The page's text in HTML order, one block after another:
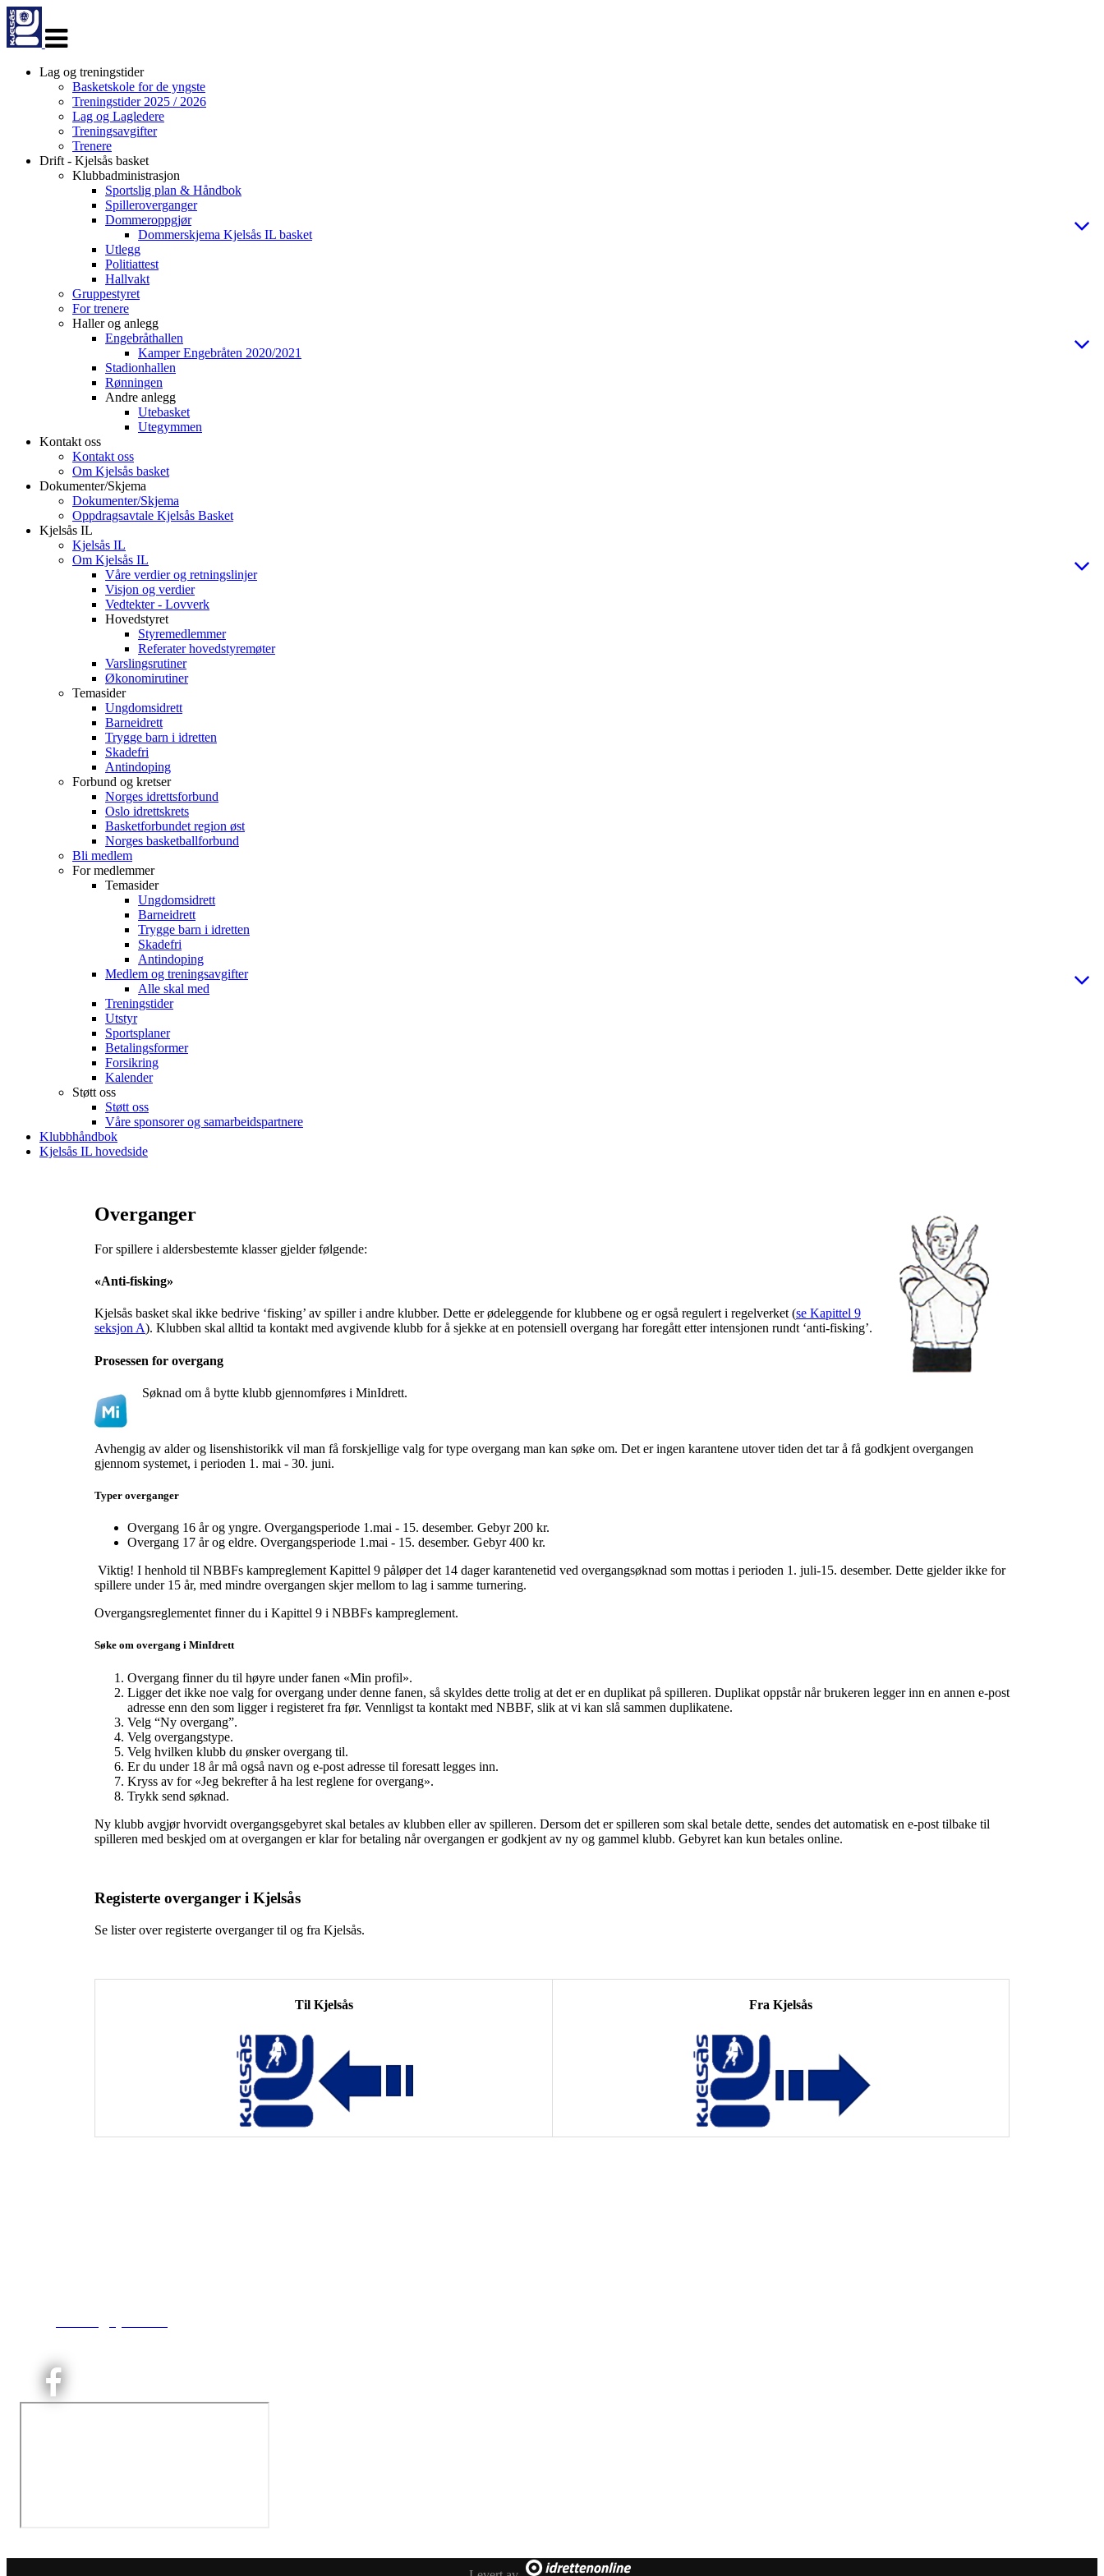
navigasjon
Lag og treningstider
Basketskole for de yngste
Treningstider 2025 / 2026
Lag og Lagledere
Treningsavgifter
Trenere
Drift - Kjelsås basket
Klubbadministrasjon
Sportslig plan & Håndbok
Spilleroverganger
Dommeroppgjør
Dommerskjema Kjelsås IL basket
Utlegg
Politiattest
Hallvakt
Gruppestyret
For trenere
Haller og anlegg
Engebråthallen
Kamper Engebråten 2020/2021
Stadionhallen
Rønningen
Andre anlegg
Utebasket
Utegymmen
Kontakt oss
Kontakt oss
Om Kjelsås basket
Dokumenter/Skjema
Dokumenter/Skjema
Oppdragsavtale Kjelsås Basket
Kjelsås IL
Kjelsås IL
Om Kjelsås IL
Våre verdier og retningslinjer
Visjon og verdier
Vedtekter - Lovverk
Hovedstyret
Styremedlemmer
Referater hovedstyremøter
Varslingsrutiner
Økonomirutiner
Temasider
Ungdomsidrett
Barneidrett
Trygge barn i idretten
Skadefri
Antindoping
Forbund og kretser
Norges idrettsforbund
Oslo idrettskrets
Basketforbundet region øst
Norges basketballforbund
Bli medlem
For medlemmer
Temasider
Ungdomsidrett
Barneidrett
Trygge barn i idretten
Skadefri
Antindoping
Medlem og treningsavgifter
Alle skal med
Treningstider
Utstyr
Sportsplaner
Betalingsformer
Forsikring
Kalender
Støtt oss
Støtt oss
Våre sponsorer og samarbeidspartnere
Klubbhåndbok
Kjelsås IL hovedside
Overganger
For spillere i aldersbestemte klasser gjelder følgende:
«Anti-fisking»
Kjelsås basket skal ikke bedrive ‘fisking’ av spiller i andre klubber. Dette er ødeleggende for klubbene og er også regulert i regelverket (se Kapittel 9
seksjon A). Klubben skal alltid ta kontakt med avgivende klubb for å sjekke at en potensiell overgang har foregått etter intensjonen rundt ‘anti-fisking’.
Prosessen for overgang
Søknad om å bytte klubb gjennomføres i MinIdrett.
Avhengig av alder og lisenshistorikk vil man få forskjellige valg for type overgang man kan søke om. Det er ingen karantene utover tiden det tar å få godkjent overgangen
gjennom systemet, i perioden 1. mai - 30. juni.
Typer overganger
Overgang 16 år og yngre. Overgangsperiode 1.mai - 15. desember. Gebyr 200 kr.
Overgang 17 år og eldre. Overgangsperiode 1.mai - 15. desember. Gebyr 400 kr.
Viktig! I henhold til NBBFs kampreglement Kapittel 9 påløper det 14 dager karantenetid ved overgangsøknad som mottas i perioden 1. juli-15. desember. Dette gjelder ikke for
spillere under 15 år, med mindre overgangen skjer mellom to lag i samme turnering.
Overgangsreglementet finner du i Kapittel 9 i NBBFs kampreglement.
Søke om overgang i MinIdrett
Overgang finner du til høyre under fanen «Min profil».
Ligger det ikke noe valg for overgang under denne fanen, så skyldes dette trolig at det er en duplikat på spilleren. Duplikat oppstår når brukeren legger inn en annen e-post
adresse enn den som ligger i registeret fra før. Vennligst ta kontakt med NBBF, slik at vi kan slå sammen duplikatene.
Velg “Ny overgang”.
Velg overgangstype.
Velg hvilken klubb du ønsker overgang til.
Er du under 18 år må også navn og e-post adresse til foresatt legges inn.
Kryss av for «Jeg bekrefter å ha lest reglene for overgang».
Trykk send søknad.
Ny klubb avgjør hvorvidt overgangsgebyret skal betales av klubben eller av spilleren. Dersom det er spilleren som skal betale dette, sendes det automatisk en e-post tilbake til
spilleren med beskjed om at overgangen er klar for betaling når overgangen er godkjent av ny og gammel klubb. Gebyret kan kun betales online.
Registerte overganger i Kjelsås
Se lister over registerte overganger til og fra Kjelsås.
Til Kjelsås Fra Kjelsås